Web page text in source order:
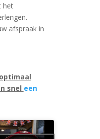
het
afspraak in
snel een